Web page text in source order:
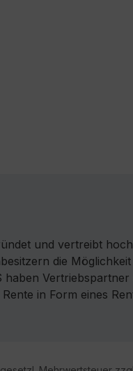
und vertreibt
die
in Form eines